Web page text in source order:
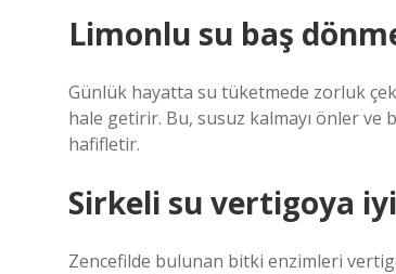
Limonlu su baş
Günlük hayatta su tüketmede zorluk
hale getirir. Bu, susuz kalmayı önler ve
hafifletir.
Sirkeli su vertigoya
Zencefilde bulunan bitki enzimleri